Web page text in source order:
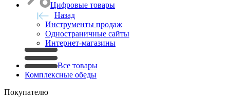
Цифровые товары
Назад
Инструменты продаж
Одностраничные сайты
Интернет-магазины
Все товары
Комплексные обеды
Покупателю